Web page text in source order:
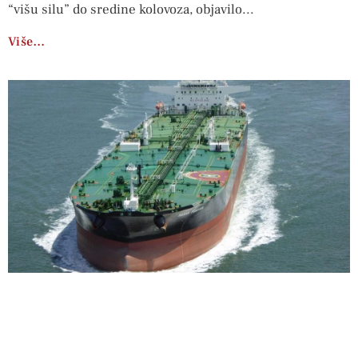
“višu silu” do sredine kolovoza, objavilo
Više…